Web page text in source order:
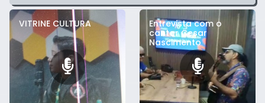
VITRINE CULTURA
Entrevista com o
cantor Cesar
Nascimento